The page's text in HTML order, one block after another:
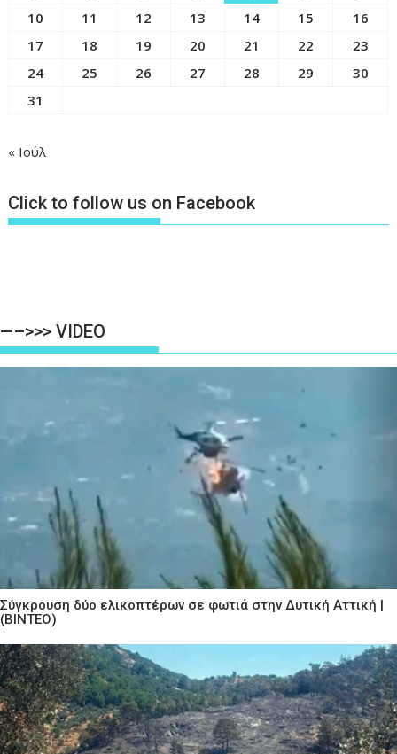
10
11 12 13 14 15
16
17
18 19 20 21 22
23
24
25 26 27 28 29
30
31
« Ιούλ
Click to follow us on Facebook
—–>>> VIDEO
Σύγκρουση δύο ελικοπτέρων σε φωτιά στην Δυτική Αττική |
(ΒΙΝΤΕΟ)